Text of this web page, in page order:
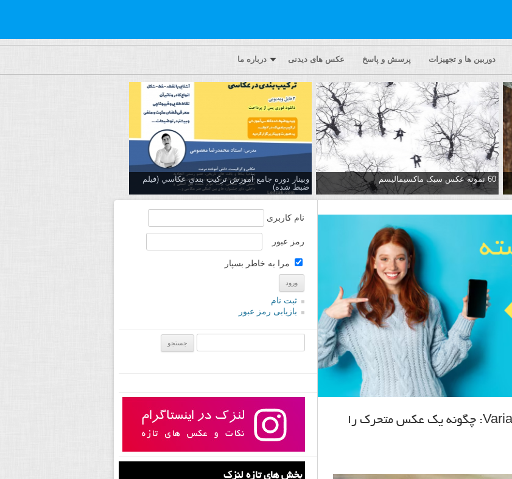
دوربین ها و تجهیزات پرسش و پاسخ عکس های دیدنی درباره ما
60 نمونه عکس سبک ماکسیمالیسم
وبینار دوره جامع آموزش تركيب بندي عكاسي (فیلم
ضبط شده)
فیلترهای عکاسی کاهنده نور Variable ND: چگونه یک عکس متحرک را
نام کاربری
رمز عبور
مرا به خاطر بسپار
ثبت نام
بازیابی رمز عبور
بخش های تازه لنزک